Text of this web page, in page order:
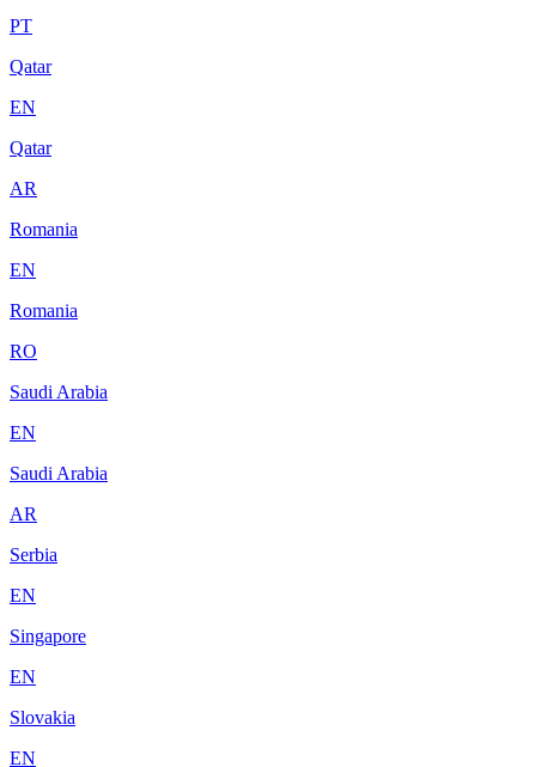
PT
Qatar
EN
Qatar
AR
Romania
EN
Romania
RO
Saudi Arabia
EN
Saudi Arabia
AR
Serbia
EN
Singapore
EN
Slovakia
EN